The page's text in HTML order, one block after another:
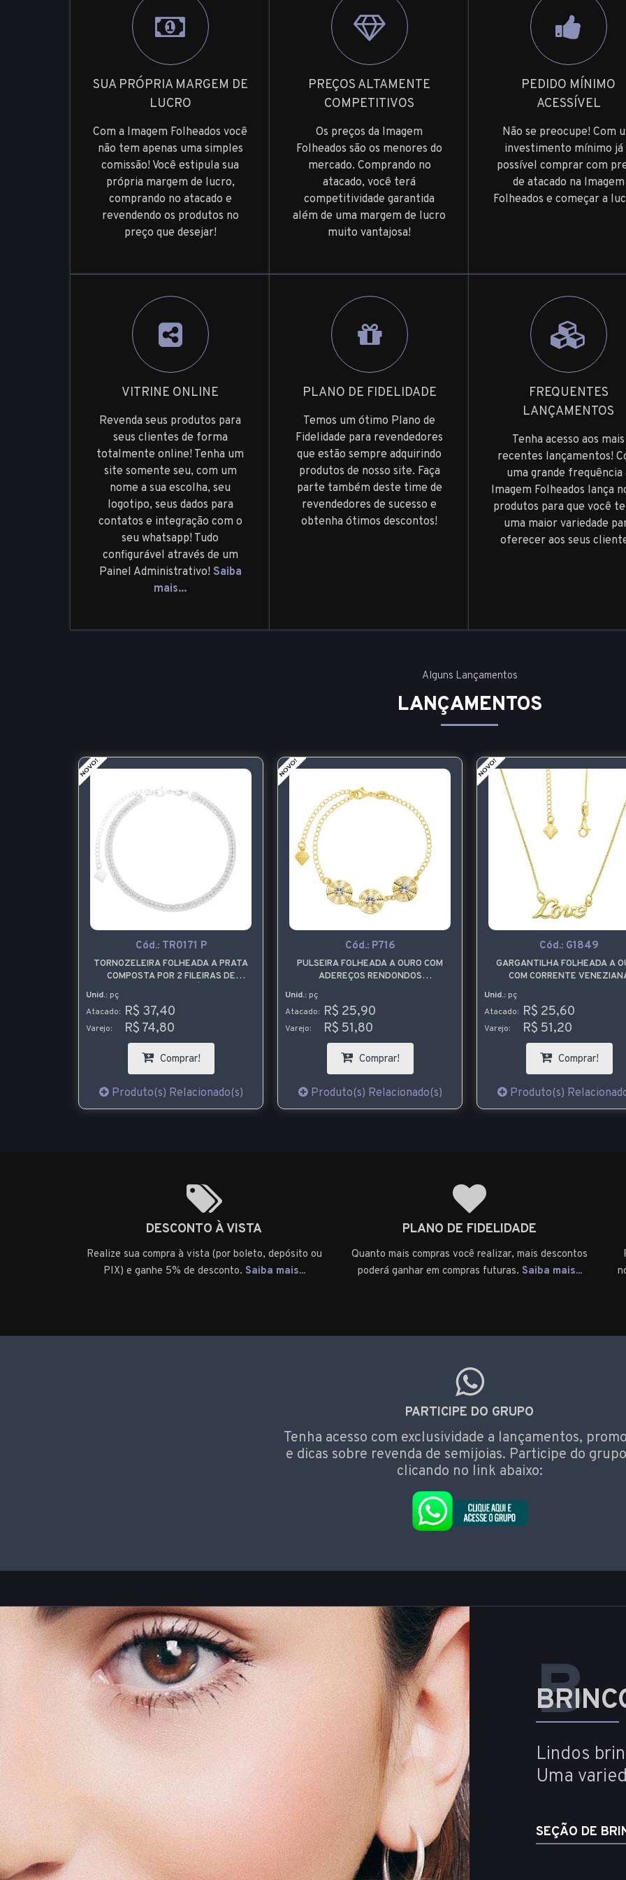
SUA PRÓPRIA MARGEM DE
LUCRO
Com a Imagem Folheados você
não tem apenas uma simples
comissão! Você estipula sua
própria margem de lucro,
comprando no atacado e
revendendo os produtos no
preço que desejar!
PREÇOS ALTAMENTE
COMPETITIVOS
Os preços da Imagem
Folheados são os menores do
mercado. Comprando no
atacado, você terá
competitividade garantida
além de uma margem de lucro
muito vantajosa!
PEDIDO MÍNIMO
ACESSÍVEL
Não se preocupe! Com
investimento mínimo já
possível comprar com
de atacado na Imagem
Folheados e começar a
VITRINE ONLINE
Revenda seus produtos para
seus clientes de forma
totalmente online! Tenha um
site somente seu, com um
nome a sua escolha, seu
logotipo, seus dados para
contatos e integração com o
seu whatsapp! Tudo
configurável através de um
Painel Administrativo! Saiba
mais...
PLANO DE FIDELIDADE
Temos um ótimo Plano de
Fidelidade para revendedores
que estão sempre adquirindo
produtos de nosso site. Faça
parte também deste time de
revendedores de sucesso e
obtenha ótimos descontos!
FREQUENTES
LANÇAMENTOS
Tenha acesso aos mais
recentes lançamentos!
uma grande frequência
Imagem Folheados lança
produtos para que você
uma maior variedade
oferecer aos seus
Alguns Lançamentos
LANÇAMENTOS
Cód.: TR0171 P
TORNOZELEIRA FOLHEADA A PRATA
COMPOSTA POR 2 FILEIRAS DE
Unid.: pç
Atacado: R$ 37,40
Varejo: R$ 74,80
Comprar!
Produto(s) Relacionado(s)
Cód.: P716
PULSEIRA FOLHEADA A OURO COM
ADEREÇOS RENDONDOS
Unid.: pç
Atacado: R$ 25,90
Varejo: R$ 51,80
Comprar!
Produto(s) Relacionado(s)
Cód.: G1849
GARGANTILHA FOLHEADA A
COM CORRENTE
Unid.: pç
Atacado: R$ 25,60
Varejo: R$ 51,20
Comprar!
Produto(s)
DESCONTO À VISTA
Realize sua compra à vista (por boleto, depósito ou
PIX) e ganhe 5% de desconto. Saiba mais...
PLANO DE FIDELIDADE
Quanto mais compras você realizar, mais descontos
poderá ganhar em compras futuras. Saiba mais...
PARTICIPE DO GRUPO
Tenha acesso com exclusividade a lançamentos,
e dicas sobre revenda de semijoias. Participe do
clicando no link abaixo:
B
Lindos
Uma
SEÇÃO DE